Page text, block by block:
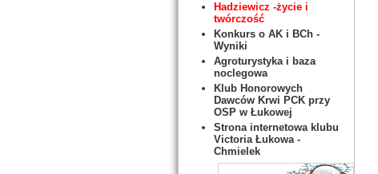
Hadziewicz -życie i
twórczość
Konkurs o AK i BCh -
Wyniki
Agroturystyka i baza
noclegowa
Klub Honorowych
Dawców Krwi PCK przy
OSP w Łukowej
Strona internetowa klubu
Victoria Łukowa -
Chmielek